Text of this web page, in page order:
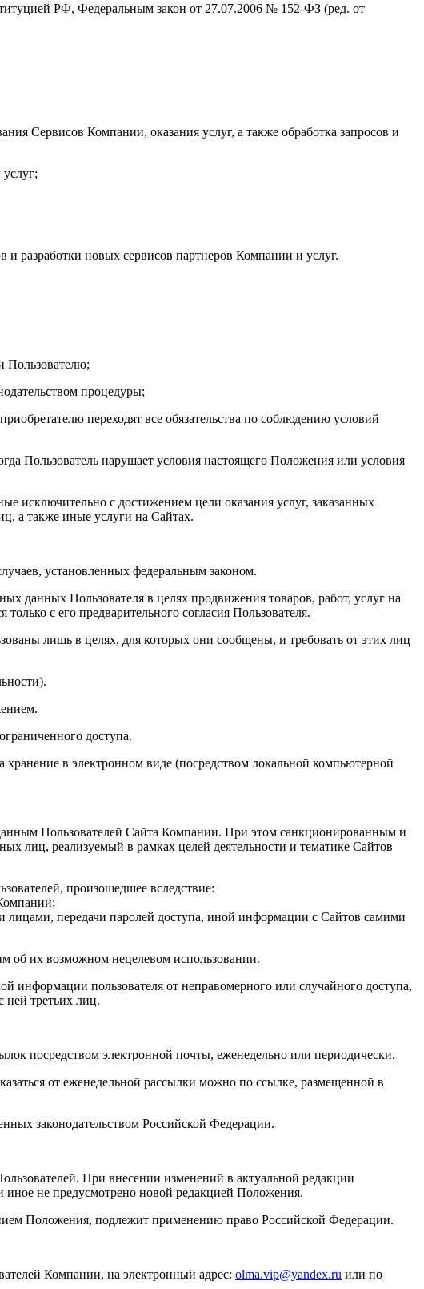
РФ, Федеральным закон от 27.07.2006 № 152-ФЗ (ред. от
Сервисов Компании, оказания услуг, а также обработка запросов и
и разработки новых сервисов партнеров Компании и услуг.
Пользователю;
процедуры;
переходят все обязательства по соблюдению условий
Пользователь нарушает условия настоящего Положения или условия
исключительно с достижением цели оказания услуг, заказанных
а также иные услуги на Сайтах.
установленных федеральным законом.
данных Пользователя в целях продвижения товаров, работ, услуг на
с его предварительного согласия Пользователя.
лишь в целях, для которых они сообщены, и требовать от этих лиц
доступа.
в электронном виде (посредством локальной компьютерной
Пользователей Сайта Компании. При этом санкционированным и
лиц, реализуемый в рамках целей деятельности и тематике Сайтов
произошедшее вследствие:
передачи паролей доступа, иной информации с Сайтов самими
об их возможном нецелевом использовании.
пользователя от неправомерного или случайного доступа,
ней третьих лиц.
посредством электронной почты, еженедельно или периодически.
от еженедельной рассылки можно по ссылке, размещенной в
законодательством Российской Федерации.
При внесении изменений в актуальной редакции
иное не предусмотрено новой редакцией Положения.
Положения, подлежит применению право Российской Федерации.
Компании, на электронный адрес: olma.vip@yandex.ru или по